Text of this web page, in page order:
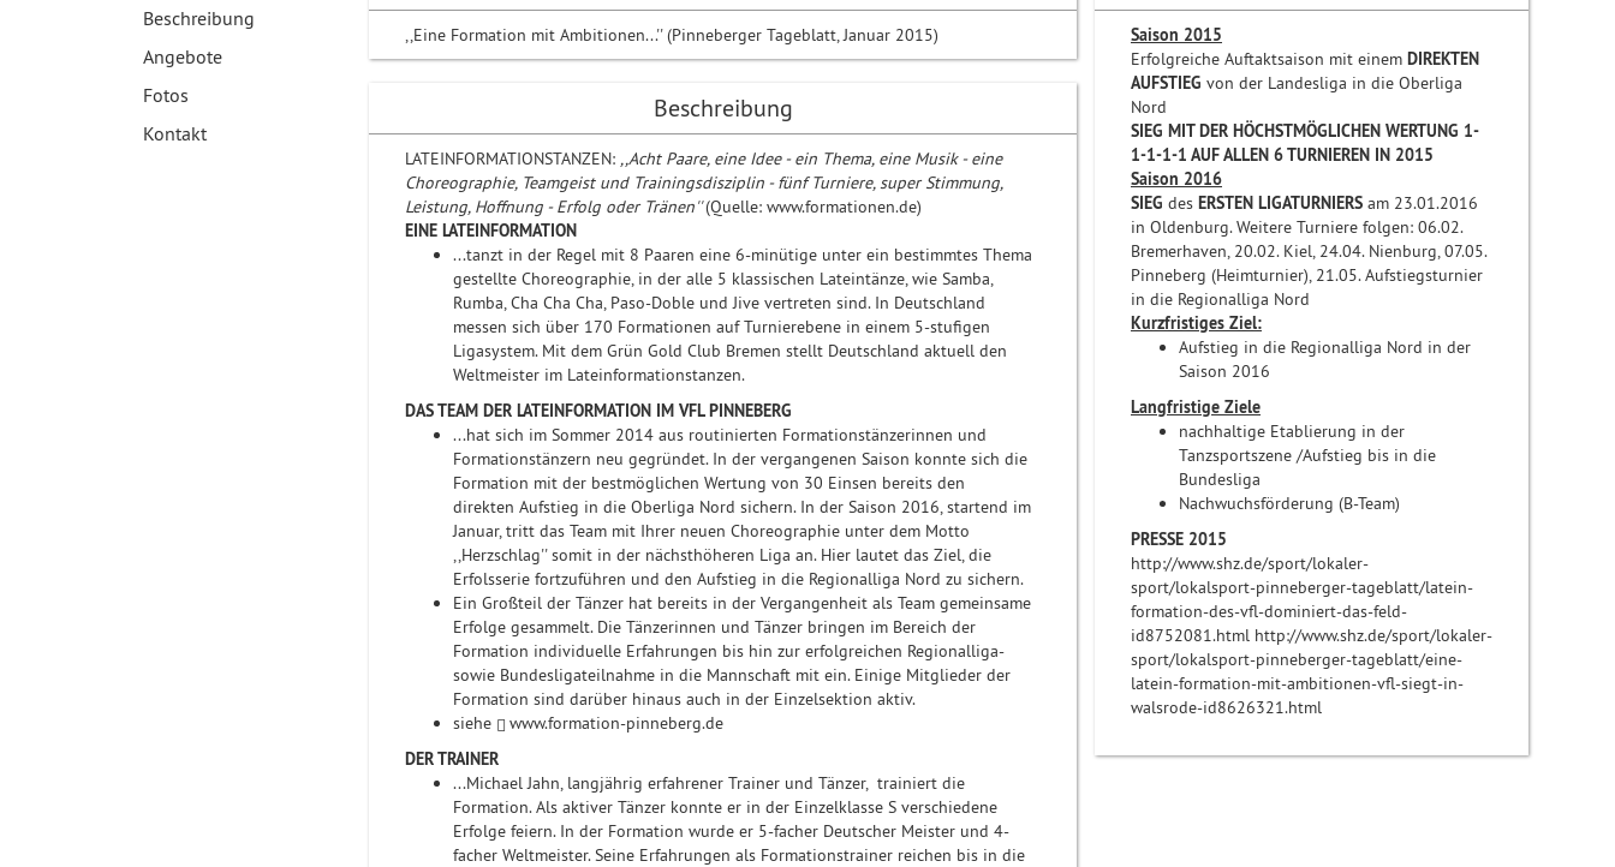
Beschreibung
Angebote
Fotos
Kontakt
,,Eine Formation mit Ambitionen...'' (Pinneberger Tageblatt, Januar 2015)
Beschreibung
LATEINFORMATIONSTANZEN: ,,Acht Paare, eine Idee - ein Thema, eine Musik - eine
Choreographie, Teamgeist und Trainingsdisziplin - fünf Turniere, super Stimmung,
Leistung, Hoffnung - Erfolg oder Tränen''(Quelle: www.formationen.de)
EINE LATEINFORMATION
...tanzt in der Regel mit 8 Paaren eine 6-minütige unter ein bestimmtes Thema
gestellte Choreographie, in der alle 5 klassischen Lateintänze, wie Samba,
Rumba, Cha Cha Cha, Paso-Doble und Jive vertreten sind. In Deutschland
messen sich über 170 Formationen auf Turnierebene in einem 5-stufigen
Ligasystem. Mit dem Grün Gold Club Bremen stellt Deutschland aktuell den
Weltmeister im Lateinformationstanzen.
DAS TEAM DER LATEINFORMATION IM VFL PINNEBERG
...hat sich im Sommer 2014 aus routinierten Formationstänzerinnen und
Formationstänzern neu gegründet. In der vergangenen Saison konnte sich die
Formation mit der bestmöglichen Wertung von 30 Einsen bereits den
direkten Aufstieg in die Oberliga Nord sichern. In der Saison 2016, startend im
Januar, tritt das Team mit Ihrer neuen Choreographie unter dem Motto
,,Herzschlag'' somit in der nächsthöheren Liga an. Hier lautet das Ziel, die
Erfolsserie fortzuführen und den Aufstieg in die Regionalliga Nord zu sichern.
Ein Großteil der Tänzer hat bereits in der Vergangenheit als Team gemeinsame
Erfolge gesammelt. Die Tänzerinnen und Tänzer bringen im Bereich der
Formation individuelle Erfahrungen bis hin zur erfolgreichen Regionalliga-
sowie Bundesligateilnahme in die Mannschaft mit ein. Einige Mitglieder der
Formation sind darüber hinaus auch in der Einzelsektion aktiv.
siehe
www.formation-pinneberg.de
DER TRAINER
...Michael Jahn, langjährig erfahrener Trainer und Tänzer, trainiert die
Formation. Als aktiver Tänzer konnte er in der Einzelklasse S verschiedene
Erfolge feiern. In der Formation wurde er 5-facher Deutscher Meister und 4-
facher Weltmeister. Seine Erfahrungen als Formationstrainer reichen bis in die
Saison 2015
Erfolgreiche Auftaktsaison mit einem DIREKTEN
AUFSTIEG von der Landesliga in die Oberliga
Nord
SIEG MIT DER HÖCHSTMÖGLICHEN WERTUNG 1-
1-1-1-1 AUF ALLEN 6 TURNIEREN IN 2015
Saison 2016
SIEG des ERSTEN LIGATURNIERS am 23.01.2016
in Oldenburg. Weitere Turniere folgen: 06.02.
Bremerhaven, 20.02. Kiel, 24.04. Nienburg, 07.05.
Pinneberg (Heimturnier), 21.05. Aufstiegsturnier
in die Regionalliga Nord
Kurzfristiges Ziel:
Aufstieg in die Regionalliga Nord in der
Saison 2016
Langfristige Ziele
nachhaltige Etablierung in der
Tanzsportszene /Aufstieg bis in die
Bundesliga
Nachwuchsförderung (B-Team)
PRESSE 2015
http://www.shz.de/sport/lokaler-
sport/lokalsport-pinneberger-tageblatt/latein-
formation-des-vfl-dominiert-das-feld-
id8752081.html http://www.shz.de/sport/lokaler-
sport/lokalsport-pinneberger-tageblatt/eine-
latein-formation-mit-ambitionen-vfl-siegt-in-
walsrode-id8626321.html